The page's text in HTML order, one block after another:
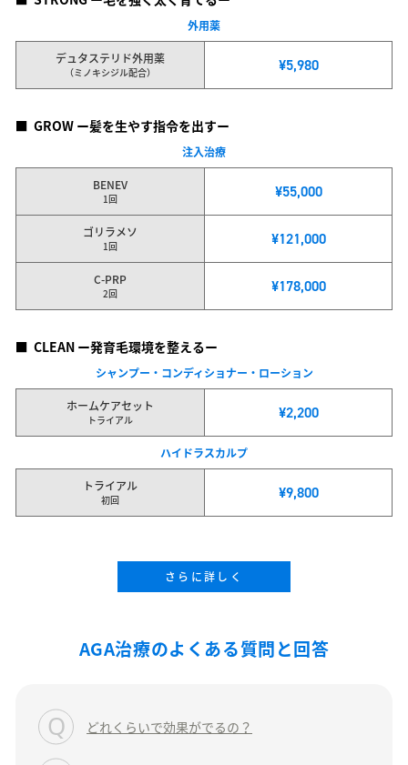
外用薬
デュタステリド外用薬
（ミノキシジル配合） ¥5,980
■ GROW ー髪を生やす指令を出すー
注入治療
BENEV
1回 ¥55,000
ゴリラメソ
1回 ¥121,000
C-PRP
2回 ¥178,000
■ CLEAN ー発育毛環境を整えるー
シャンプー・コンディショナー・ローション
ホームケアセット
トライアル ¥2,200
ハイドラスカルプ
トライアル
初回 ¥9,800
さらに詳しく
AGA治療のよくある質問と回答
どれくらいで効果がでるの？